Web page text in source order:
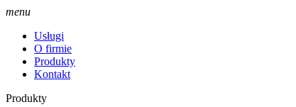
menu
Usługi
O firmie
Produkty
Kontakt
Produkty